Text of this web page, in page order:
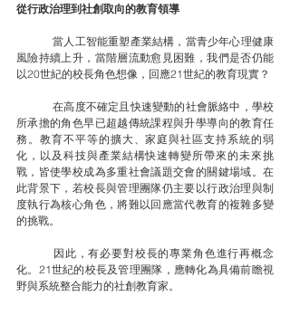
從行政治理到社創取向的教育領導
	當人工智能重塑產業結構，當青少年心理健康
風險持續上升，當階層流動愈見困難，我們是否仍能
以20世紀的校長角色想像，回應21世紀的教育現實？
	在高度不確定且快速變動的社會脈絡中，學校
所承擔的角色早已超越傳統課程與升學導向的教育任
務。教育不平等的擴大、家庭與社區支持系統的弱
化，以及科技與產業結構快速轉變所帶來的未來挑
戰，皆使學校成為多重社會議題交會的關鍵場域。在
此背景下，若校長與管理團隊仍主要以行政治理與制
度執行為核心角色，將難以回應當代教育的複雜多變
的挑戰。
化。21世紀的校長及管理團隊，應轉化為具備前瞻視
野與系統整合能力的社創教育家。